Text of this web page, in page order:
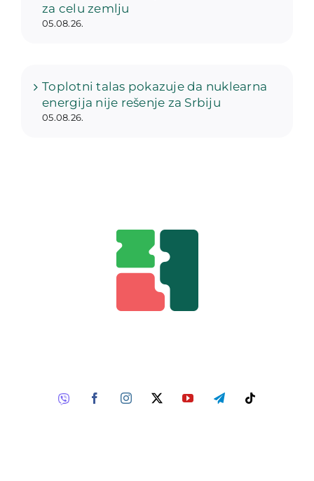
za celu zemlju
05.08.26.
Toplotni talas pokazuje da nuklearna
energija nije rešenje za Srbiju
05.08.26.